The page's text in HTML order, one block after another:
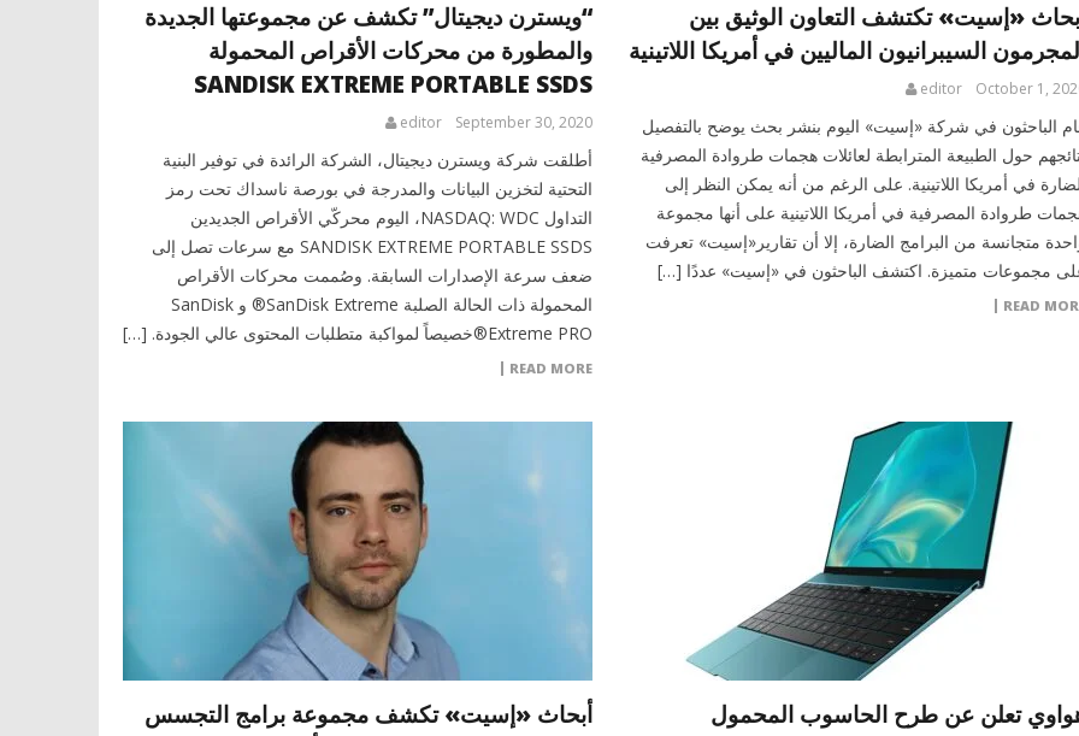
«إسيت» تكتشف التعاون الوثيق بين
السيبرانيون الماليين في أمريكا اللاتينية
October 1,
editor
الباحثون في شركة «إسيت» اليوم بنشر بحث يوضح بالتفصيل
حول الطبيعة المترابطة لعائلات هجمات طروادة المصرفية
في أمريكا اللاتينية. على الرغم من أنه يمكن النظر إلى
طروادة المصرفية في أمريكا اللاتينية على أنها مجموعة
متجانسة من البرامج الضارة، إلا أن تقارير«إسيت» تعرفت
مجموعات متميزة. اكتشف الباحثون في «إسيت» عددًا […]
READ
“ويسترن ديجيتال” تكشف عن مجموعتها الجديدة
والمطورة من محركات الأقراص المحمولة
SANDISK EXTREME PORTABLE SSDS
September 30, 2020
editor
أطلقت شركة ويسترن ديجيتال، الشركة الرائدة في توفير البنية
التحتية لتخزين البيانات والمدرجة في بورصة ناسداك تحت رمز
التداول NASDAQ: WDC، اليوم محركّي الأقراص الجديدين
SANDISK EXTREME PORTABLE SSDS مع سرعات تصل إلى
ضعف سرعة الإصدارات السابقة. وصُممت محركات الأقراص
المحمولة ذات الحالة الصلبة SanDisk Extreme® و SanDisk
Extreme PRO®خصيصاً لمواكبة متطلبات المحتوى عالي الجودة. […]
READ MORE
تعلن عن طرح الحاسوب المحمول
أبحاث «إسيت» تكشف مجموعة برامج التجسس